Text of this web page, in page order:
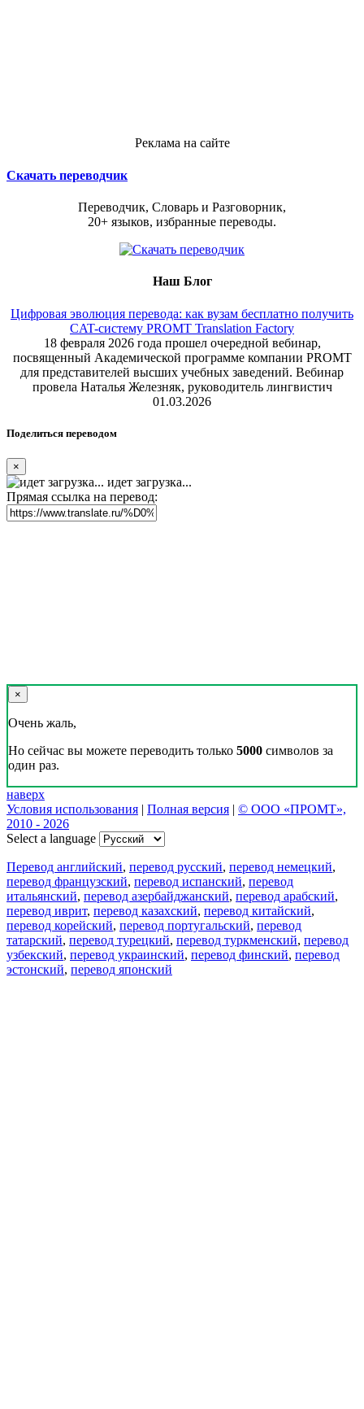
Реклама на сайте
Скачать переводчик
Переводчик, Словарь и Разговорник,
20+ языков, избранные переводы.
Наш Блог
Цифровая эволюция перевода: как вузам бесплатно получить
CAT-систему PROMT Translation Factory
18 февраля 2026 года прошел очередной вебинар,
посвященный Академической программе компании PROMT
для представителей высших учебных заведений. Вебинар
провела Наталья Железняк, руководитель лингвистич
01.03.2026
Поделиться переводом
×
идет загрузка...
Прямая ссылка на перевод:
×
Очень жаль,
Но сейчас вы можете переводить только 5000 символов за
один раз.
наверх
Условия использования | Полная версия | © ООО «ПРОМТ»,
2010 - 2026
Select a language
Перевод английский, перевод русский, перевод немецкий,
перевод французский, перевод испанский, перевод
итальянский, перевод азербайджанский, перевод арабский,
перевод иврит, перевод казахский, перевод китайский,
перевод корейский, перевод португальский, перевод
татарский, перевод турецкий, перевод туркменский, перевод
узбекский, перевод украинский, перевод финский, перевод
эстонский, перевод японский